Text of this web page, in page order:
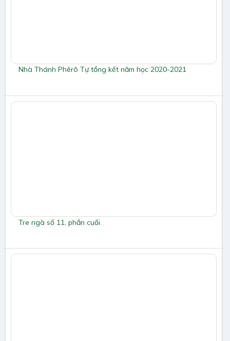
Nhà Thánh Phêrô Tự tổng kết năm học 2020-2021
Tre ngà số 11, phần cuối